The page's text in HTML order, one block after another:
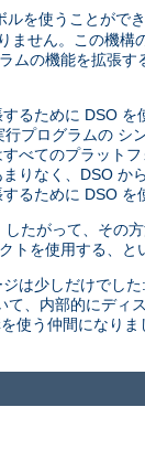
ルを使うことがで
せん。この機
ムの機能を拡張
るために DSO
プログラムの シ
べてのプラット
りなく、DSO か
るために DSO を
たがって、その
を使用する、と
は少しだけでし
、内部的にディ
使う仲間になり